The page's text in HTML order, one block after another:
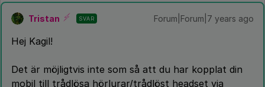
Tristan SVAR Forum|Forum|7 years ago
Hej Kagil!
Det är möjligtvis inte som så att du har kopplat din
mobil till trådlösa hörlurar/trådlöst headset via